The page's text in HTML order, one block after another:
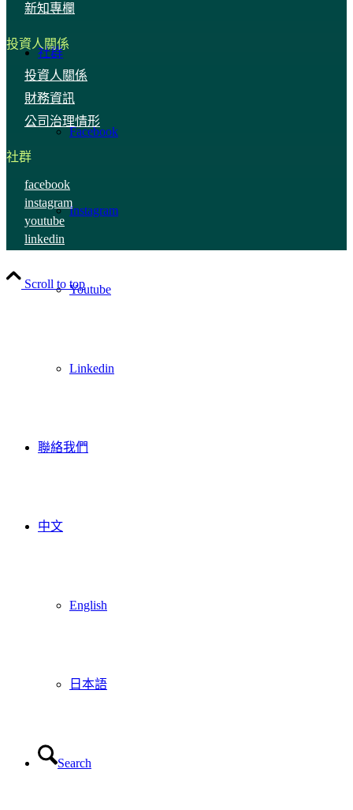
社群
Facebook
Instagram
Youtube
Linkedin
聯絡我們
中文
English
日本語
Search
新知專欄
投資人關係
投資人關係
財務資訊
公司治理情形
社群
facebook
instagram
youtube
linkedin
Scroll to top